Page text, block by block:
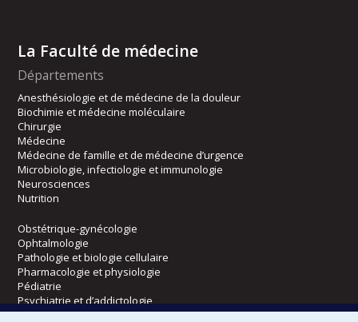
La Faculté de médecine
Départements
Anesthésiologie et de médecine de la douleur
Biochimie et médecine moléculaire
Chirurgie
Médecine
Médecine de famille et de médecine d’urgence
Microbiologie, infectiologie et immunologie
Neurosciences
Nutrition
Obstétrique-gynécologie
Ophtalmologie
Pathologie et biologie cellulaire
Pharmacologie et physiologie
Pédiatrie
Psychiatrie et d’addictologie
Radiologie, radio-oncologie et médecine nucléaire